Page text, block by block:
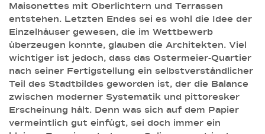
Maisonettes mit Oberlichtern und Terrassen
entstehen. Letzten Endes sei es wohl die Idee der
Einzelhäuser gewesen, die im Wettbewerb
überzeugen konnte, glauben die Architekten. Viel
wichtiger ist jedoch, dass das Ostermeier-Quartier
nach seiner Fertigstellung ein selbstverständlicher
Teil des Stadtbildes geworden ist, der die Balance
zwischen moderner Systematik und pittoresker
Erscheinung hält. Denn was sich auf dem Papier
vermeintlich gut einfügt, sei doch immer ein